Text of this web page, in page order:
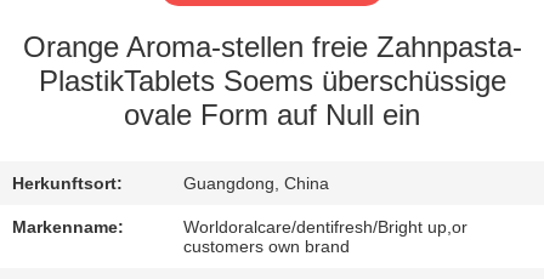
FABRIK-
AUSFLUG
TRETEN
Orange Aroma-stellen freie Zahnpasta-
PlastikTablets Soems überschüssige
ovale Form auf Null ein
Herkunftsort: Guangdong, China
Markenname:
Worldoralcare/dentifresh/Bright up,or
customers own brand